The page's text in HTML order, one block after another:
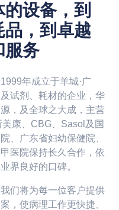
设备，到
，到卓越
服务
年成立于羊城·广
试剂、耗材的企业，华
，及全球之大成，主营
康、CBG、Sasol及国
、广东省妇幼保健院、
医院保持长久合作，依
界良好的口碑。
们将为每一位客户提供
，使病理工作更快捷、